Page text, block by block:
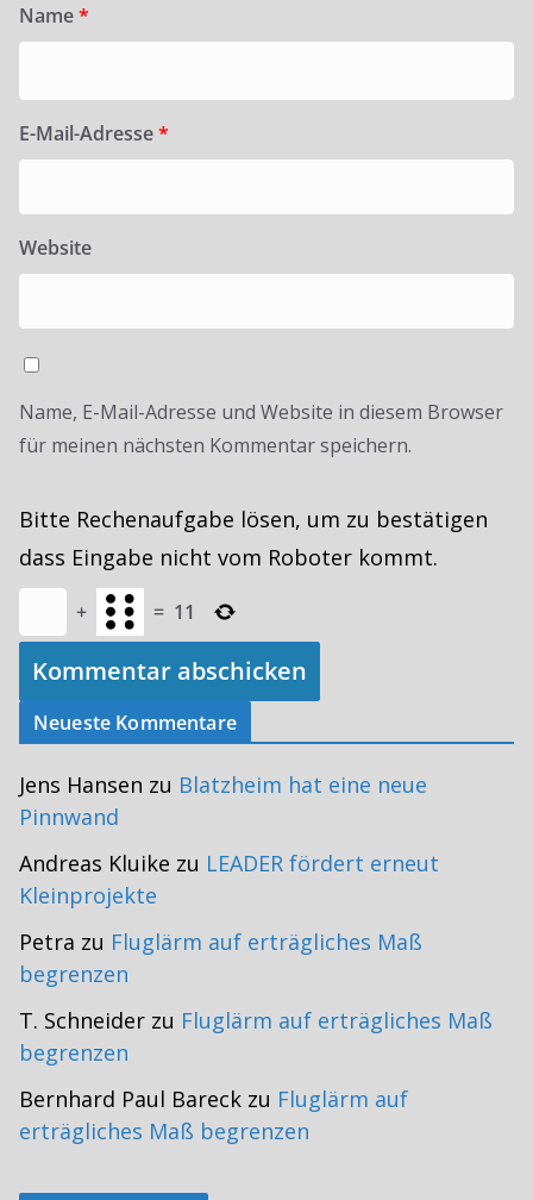
Name*
E-Mail-Adresse*
Website
Name, E-Mail-Adresse und Website in diesem Browser
für meinen nächsten Kommentar speichern.
Bitte Rechenaufgabe lösen, um zu bestätigen
dass Eingabe nicht vom Roboter kommt.
+ = 11
Neueste Kommentare
Jens Hansen zu Blatzheim hat eine neue
Pinnwand
Andreas Kluike zu LEADER fördert erneut
Kleinprojekte
Petra zu Fluglärm auf erträgliches Maß
begrenzen
T. Schneider zu Fluglärm auf erträgliches Maß
begrenzen
Bernhard Paul Bareck zu Fluglärm auf
erträgliches Maß begrenzen